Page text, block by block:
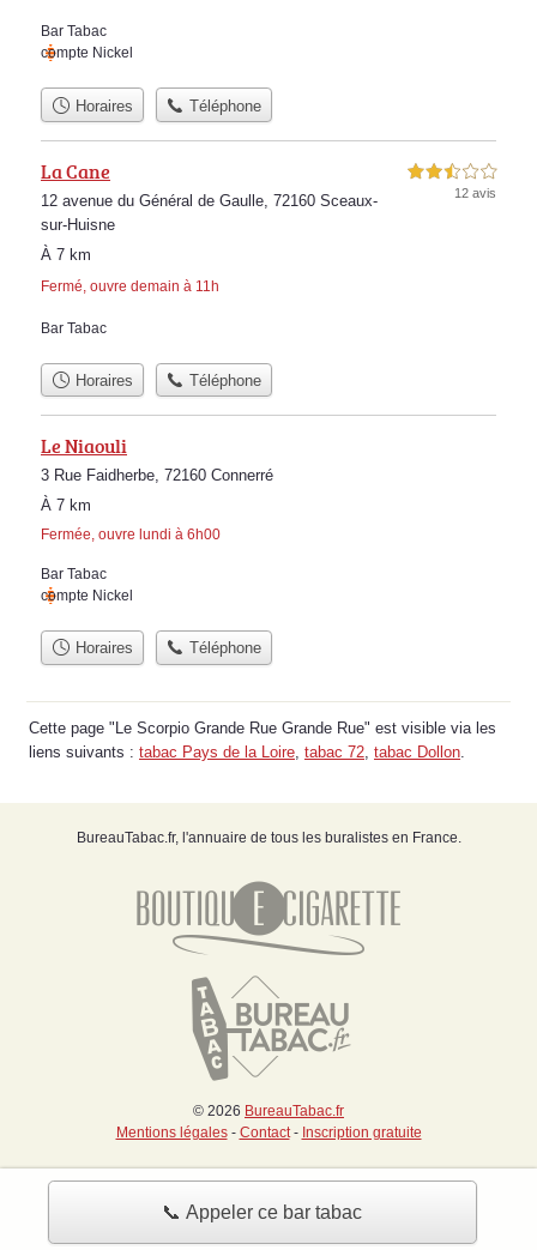
📞 Appeler ce bar tabac
Bar Tabac
compte Nickel
Horaires Téléphone
La Cane
12 avenue du Général de Gaulle, 72160 Sceaux-
sur-Huisne
À 7 km
Fermé, ouvre demain à 11h
2,5 étoiles sur 5
12 avis
Bar Tabac
Horaires Téléphone
Le Niaouli
3 Rue Faidherbe, 72160 Connerré
À 7 km
Fermée, ouvre lundi à 6h00
Bar Tabac
compte Nickel
Horaires Téléphone
Cette page "Le Scorpio Grande Rue Grande Rue" est visible via les
liens suivants : tabac Pays de la Loire tabac 72 tabac Dollon
BureauTabac.fr, l'annuaire de tous les buralistes en France.
© 2026 BureauTabac.fr
Mentions légales- Contact- Inscription gratuite